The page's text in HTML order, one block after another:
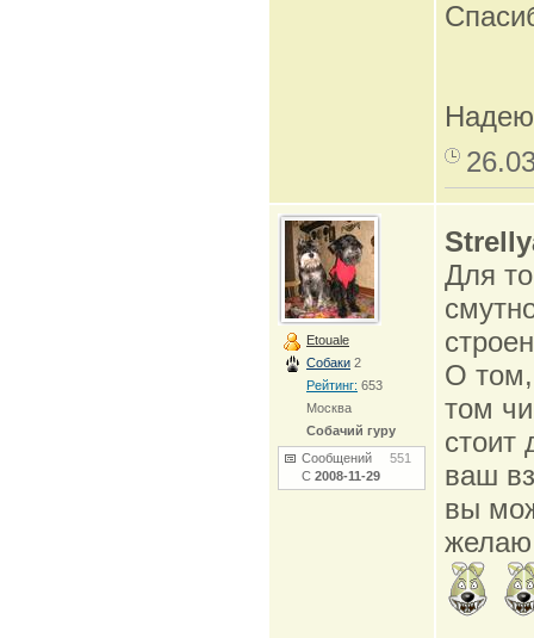
Etouale
Собаки 2
Рейтинг: 653
Москва
Собачий гуру
Сообщений 551
С 2008-11-29
Для
О
том
стоит
ваш
вы
желаю